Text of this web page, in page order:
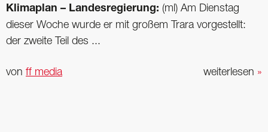
Klimaplan – Landesregierung: (ml) Am Dienstag
dieser Woche wurde er mit großem Trara vorgestellt:
der zweite Teil des ...
weiterlesen »
von ff media